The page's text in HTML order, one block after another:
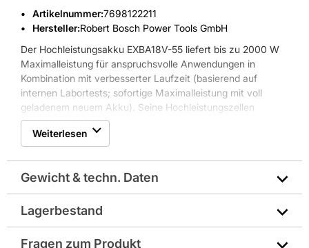
Artikelnummer:7698122211
Hersteller:Robert Bosch Power Tools GmbH
Der Hochleistungsakku EXBA18V-55 liefert bis zu 2000 W
Maximalleistung für anspruchsvolle Anwendungen in
Kombination mit verbesserter Laufzeit (basierend auf
internen Labortests; sofortige Maximalleistung mit voll
geladenem neuem Akku). Seine Hochleistungszellen
wurden für außergewöhnliche Leistung entwickelt und
bieten überragende Leistung und eine hervorragende
Energiedichte. Mit seinem verstärkten, robusten Gehäuse
und dem ausgezeichneten Wärmemanagement durch
COOLPACK 2.0 bietet der EXBA18V-55 eine lange
Lebensdauer und ist deshalb ideal für Profis, die
Langlebigkeit und hohe Leistung benötigen. Das GAL
Spannungen, das mit allen 12V und 18V Bosch Professional
Weiterlesen
Gewicht & techn. Daten
Hersteller-Art.-Nr.: 1600A0373P
Lagerbestand
Fragen zum Produkt